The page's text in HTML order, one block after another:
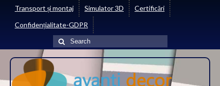
Transport și montaj Simulator 3D
Certificări
Confidențialitate-GDPR
Search
for: